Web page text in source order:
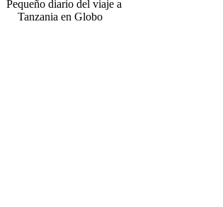
Pequeño diario del viaje a
Tanzania en Globo